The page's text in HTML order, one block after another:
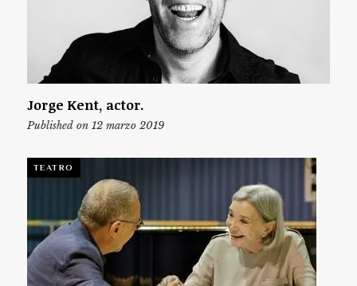
Jorge Kent, actor.
Published on 12 marzo 2019
TEATRO